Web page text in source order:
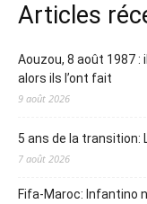
Articles
Aouzou, 8 août 1987 :
alors ils l’ont fait
9 août 2026
5 ans de la transition:
7 août 2026
Fifa-Maroc: Infantino